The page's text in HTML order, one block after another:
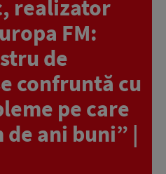
realizator
FM:
de
confruntă cu
pe care
de ani buni” |